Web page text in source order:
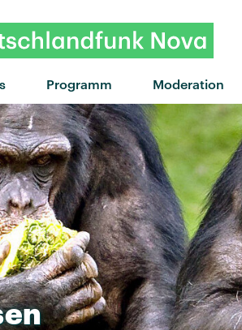
Programm Moderation
"Is it love" von Tyla · "Is